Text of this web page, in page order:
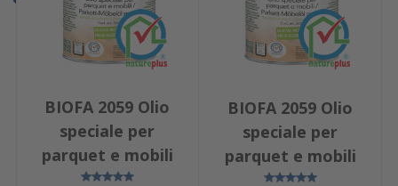
BIOFA 2059 Olio
speciale per
parquet e mobili
BIOFA 2059 Olio
speciale per
parquet e mobili